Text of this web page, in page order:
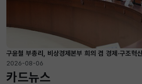
구윤철 부총리, 비상경제본부 희의 겸 경제·구조혁
2026-08-06
카드뉴스